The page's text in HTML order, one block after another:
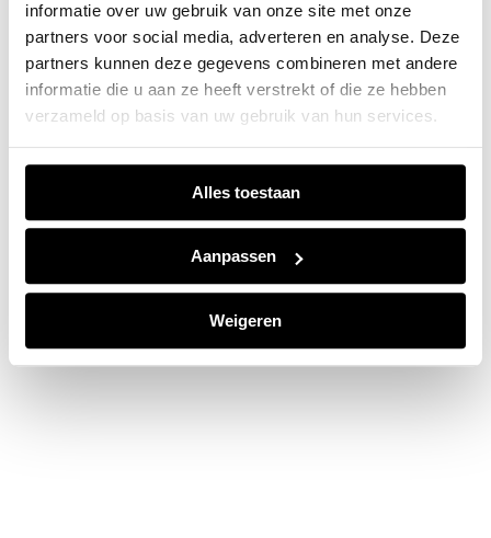
informatie over uw gebruik van onze site met onze
partners voor social media, adverteren en analyse. Deze
partners kunnen deze gegevens combineren met andere
informatie die u aan ze heeft verstrekt of die ze hebben
verzameld op basis van uw gebruik van hun services.
Alles toestaan
Aanpassen
Weigeren
Application error: a client-side exception has occurred while
loadingwww.jvk.nl(see the browser consolefor more
information).